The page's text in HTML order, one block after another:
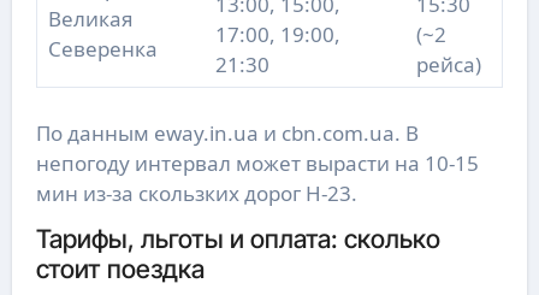
Великая
Северенка
17:00, 19:00,
21:30
(~2
рейса)
По данным eway.in.ua и cbn.com.ua. В
непогоду интервал может вырасти на 10-15
мин из-за скользких дорог Н-23.
Тарифы, льготы и оплата: сколько
стоит поездка